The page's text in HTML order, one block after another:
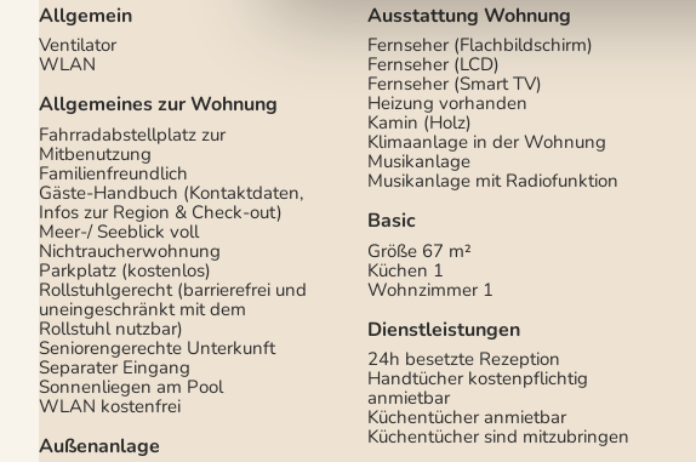
Allgemein
Ventilator
WLAN
Allgemeines zur Wohnung
Fahrradabstellplatz zur
Mitbenutzung
Familienfreundlich
Gäste-Handbuch (Kontaktdaten,
Infos zur Region & Check-out)
Meer-/ Seeblick voll
Nichtraucherwohnung
Parkplatz (kostenlos)
Rollstuhlgerecht (barrierefrei und
uneingeschränkt mit dem
Rollstuhl nutzbar)
Seniorengerechte Unterkunft
Separater Eingang
Sonnenliegen am Pool
WLAN kostenfrei
Außenanlage
Ausstattung Wohnung
Fernseher (Flachbildschirm)
Fernseher (LCD)
Fernseher (Smart TV)
Heizung vorhanden
Kamin (Holz)
Klimaanlage in der Wohnung
Musikanlage
Musikanlage mit Radiofunktion
Basic
Größe 67 m²
Küchen 1
Wohnzimmer 1
Dienstleistungen
24h besetzte Rezeption
Handtücher kostenpflichtig
anmietbar
Küchentücher anmietbar
Küchentücher sind mitzubringen